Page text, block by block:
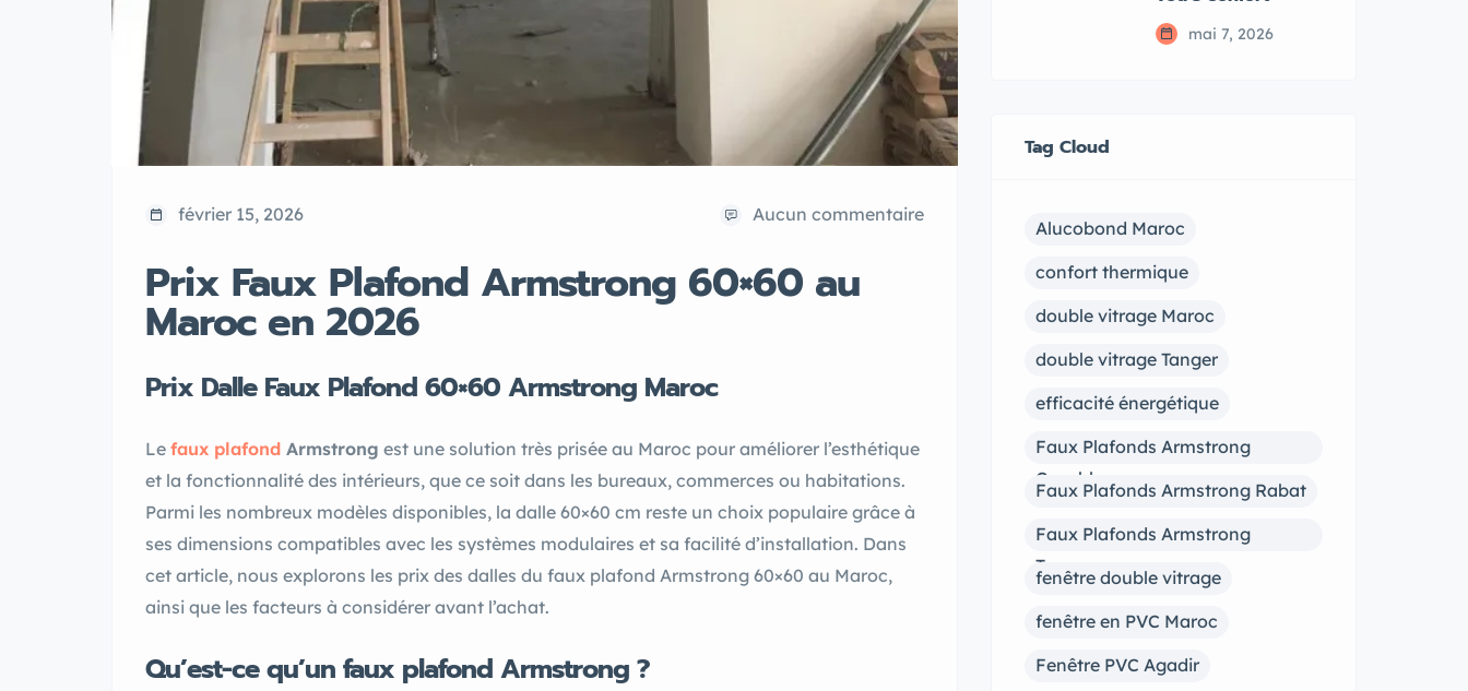
février 15, 2026 Aucun commentaire
Prix Faux Plafond Armstrong 60×60 au
Maroc en 2026
Prix Dalle Faux Plafond 60×60 Armstrong Maroc
Le faux plafond Armstrong est une solution très prisée au Maroc pour améliorer l’esthétique
et la fonctionnalité des intérieurs, que ce soit dans les bureaux, commerces ou habitations.
Parmi les nombreux modèles disponibles, la dalle 60×60 cm reste un choix populaire grâce à
ses dimensions compatibles avec les systèmes modulaires et sa facilité d’installation. Dans
cet article, nous explorons les prix des dalles du faux plafond Armstrong 60×60 au Maroc,
ainsi que les facteurs à considérer avant l’achat.
Qu’est-ce qu’un faux plafond Armstrong ?
mai 7, 2026
Tag Cloud
Alucobond Maroc
confort thermique
double vitrage Maroc
double vitrage Tanger
efficacité énergétique
Faux Plafonds Armstrong
Casablanca
Faux Plafonds Armstrong Rabat
Faux Plafonds Armstrong
Tanger
fenêtre double vitrage
fenêtre en PVC Maroc
Fenêtre PVC Agadir